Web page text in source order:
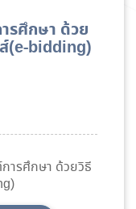
รศึกษา ด้วย
(e-bidding)
ารศึกษา ด้วยวิธี